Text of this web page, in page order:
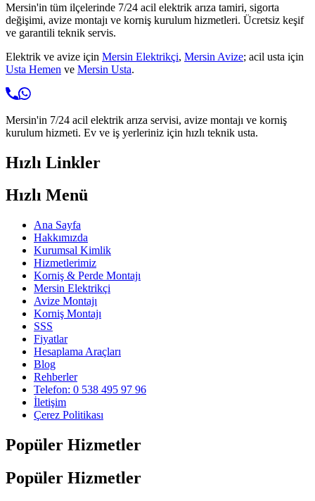
Mersin'in tüm ilçelerinde 7/24 acil elektrik arıza tamiri, sigorta
değişimi, avize montajı ve korniş kurulum hizmetleri. Ücretsiz keşif
ve garantili teknik servis.
Elektrik ve avize için Mersin Elektrikçi, Mersin Avize; acil usta için
Usta Hemen ve Mersin Usta.
Mersin'in 7/24 acil elektrik arıza servisi, avize montajı ve korniş
kurulum hizmeti. Ev ve iş yerleriniz için hızlı teknik usta.
Hızlı Linkler
Hızlı Menü
Ana Sayfa
Hakkımızda
Kurumsal Kimlik
Hizmetlerimiz
Korniş & Perde Montajı
Mersin Elektrikçi
Avize Montajı
Korniş Montajı
SSS
Fiyatlar
Hesaplama Araçları
Blog
Rehberler
Telefon: 0 538 495 97 96
İletişim
Çerez Politikası
Popüler Hizmetler
Popüler Hizmetler